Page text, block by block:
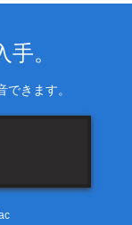
。
きます。